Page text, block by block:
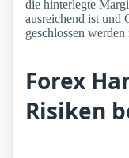
die hinterlegte
ausreichend ist und
geschlossen werden
Forex
Risiken